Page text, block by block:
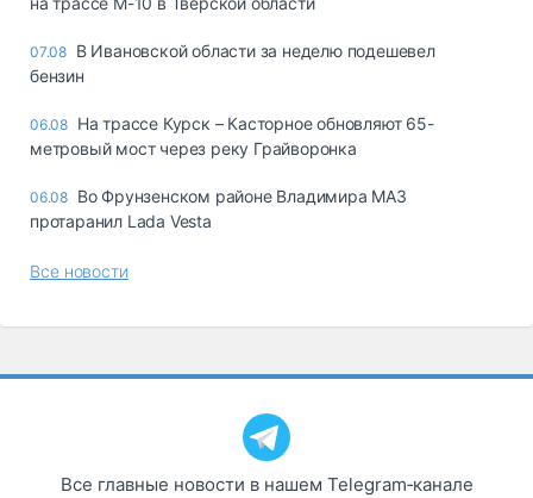
07.08 В Ивановской области за неделю подешевел
бензин
06.08 На трассе Курск – Касторное обновляют 65-
метровый мост через реку Грайворонка
06.08 Во Фрунзенском районе Владимира МАЗ
протаранил Lada Vesta
Все новости
Все главные новости в нашем Telegram‑канале